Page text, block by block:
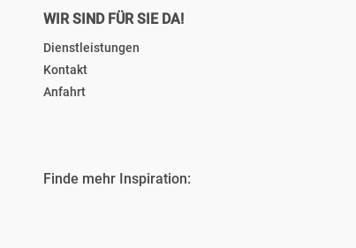
WIR SIND FÜR SIE DA!
Dienstleistungen
Kontakt
Anfahrt
Finde mehr Inspiration: